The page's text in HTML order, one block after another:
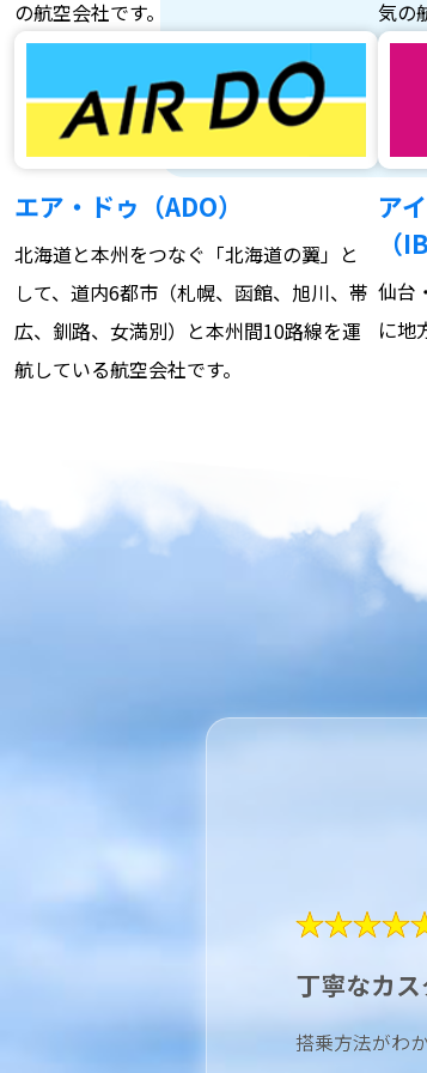
の航空会社です。
気の
エア・ドゥ（ADO）
北海道と本州をつなぐ「北海道の翼」と
して、道内6都市（札幌、函館、旭川、帯
広、釧路、女満別）と本州間10路線を運
航している航空会社です。
ア
（
仙台
に地
丁寧なカ
搭乗方法がわ